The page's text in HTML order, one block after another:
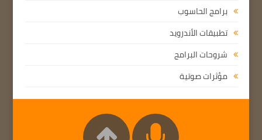
برامج الحاسوب
تطبيقات الأندرويد
شروحات البرامج
مؤثرات صوتية